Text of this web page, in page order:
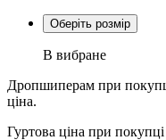
Оберіть розмір
В вибране
Дропшиперам при
ціна.
Гуртова ціна при